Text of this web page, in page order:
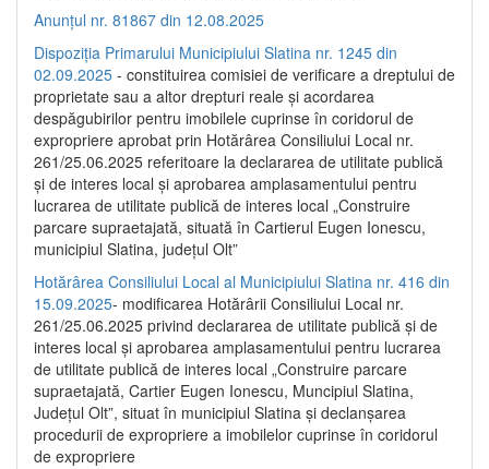
Anunțul nr. 81867 din 12.08.2025
Dispoziția Primarului Municipiului Slatina nr. 1245 din
02.09.2025 - constituirea comisiei de verificare a dreptului de
proprietate sau a altor drepturi reale și acordarea
despăgubirilor pentru imobilele cuprinse în coridorul de
expropriere aprobat prin Hotărârea Consiliului Local nr.
261/25.06.2025 referitoare la declararea de utilitate publică
și de interes local și aprobarea amplasamentului pentru
lucrarea de utilitate publică de interes local „Construire
parcare supraetajată, situată în Cartierul Eugen Ionescu,
municipiul Slatina, județul Olt”
Hotărârea Consiliului Local al Municipiului Slatina nr. 416 din
15.09.2025- modificarea Hotărârii Consiliului Local nr.
261/25.06.2025 privind declararea de utilitate publică și de
interes local și aprobarea amplasamentului pentru lucrarea
de utilitate publică de interes local „Construire parcare
supraetajată, Cartier Eugen Ionescu, Muncipiul Slatina,
Județul Olt”, situat în municipiul Slatina și declanșarea
procedurii de expropriere a imobilelor cuprinse în coridorul
de expropriere